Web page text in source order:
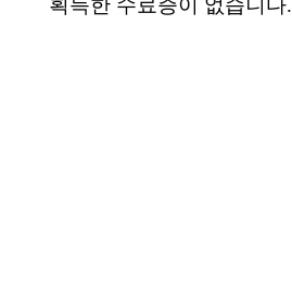
획득한 수료증이 없습니다.